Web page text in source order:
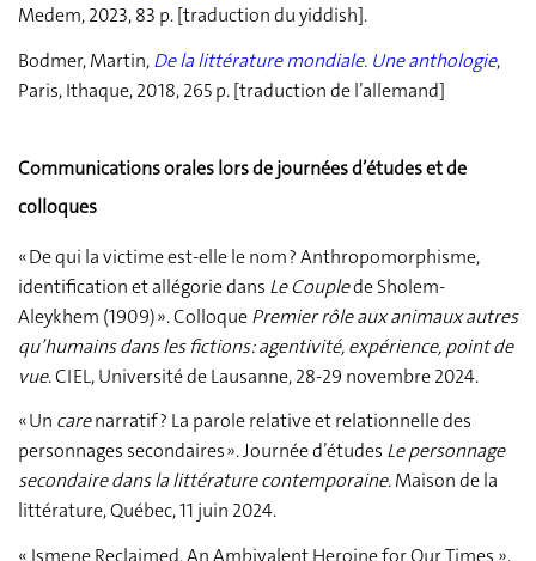
Medem, 2023, 83 p. [traduction du yiddish].
Bodmer, Martin,De la littérature mondiale. Une anthologie,
Paris, Ithaque, 2018, 265 p. [traduction de l’allemand]
Communications orales lors de journées d’études et de
colloques
« De qui la victime est-elle le nom ? Anthropomorphisme,
identification et allégorie dans Le Couplede Sholem-
Aleykhem (1909) ». ColloquePremier rôle aux animaux autres
qu’humains dans les fictions: agentivité, expérience, point de
vue. CIEL, Université de Lausanne, 28-29 novembre 2024.
« Un carenarratif ? La parole relative et relationnelle des
personnages secondaires ». Journée d’études Le personnage
secondaire dans la littérature contemporaine. Maison de la
littérature, Québec, 11 juin 2024.
« Ismene Reclaimed. An Ambivalent Heroine for Our Times ».